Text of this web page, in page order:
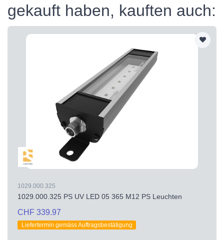
gekauft haben, kauften auch:
1029.000.325
1029.000.325 PS UV LED 05 365 M12 PS Leuchten
CHF 339.97
Liefertermin gemäss Auftragsbestätigung